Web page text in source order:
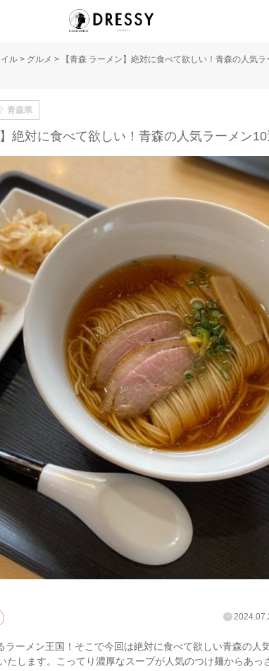
ル > グルメ >
【青森 ラーメン】絶対に食べて欲しい！青森の人気
青森県
】絶対に食べて欲しい！青森の人気ラーメン
ラーメン王国！そこで今回は絶対に食べて欲しい青森の人
たします。こってり濃厚なスープが人気のつけ麺からあっ